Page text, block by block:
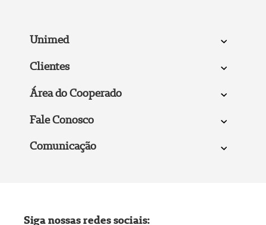
Unimed
Clientes
Área do Cooperado
Fale Conosco
Comunicação
Siga nossas redes sociais: